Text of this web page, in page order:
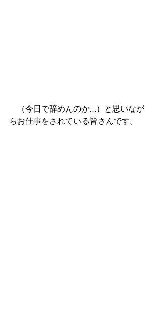
（今日で辞めんのか…）と思いなが
らお仕事をされている皆さんです。